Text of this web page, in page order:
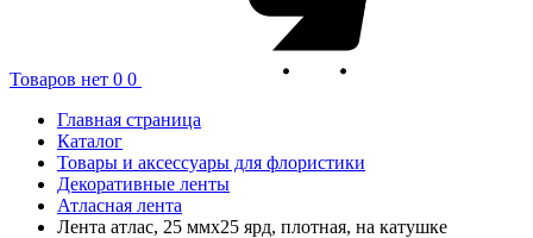
Товаров нет 0 0
Главная страница
Каталог
Товары и аксессуары для флористики
Декоративные ленты
Атласная лента
Лента атлас, 25 ммx25 ярд, плотная, на катушке